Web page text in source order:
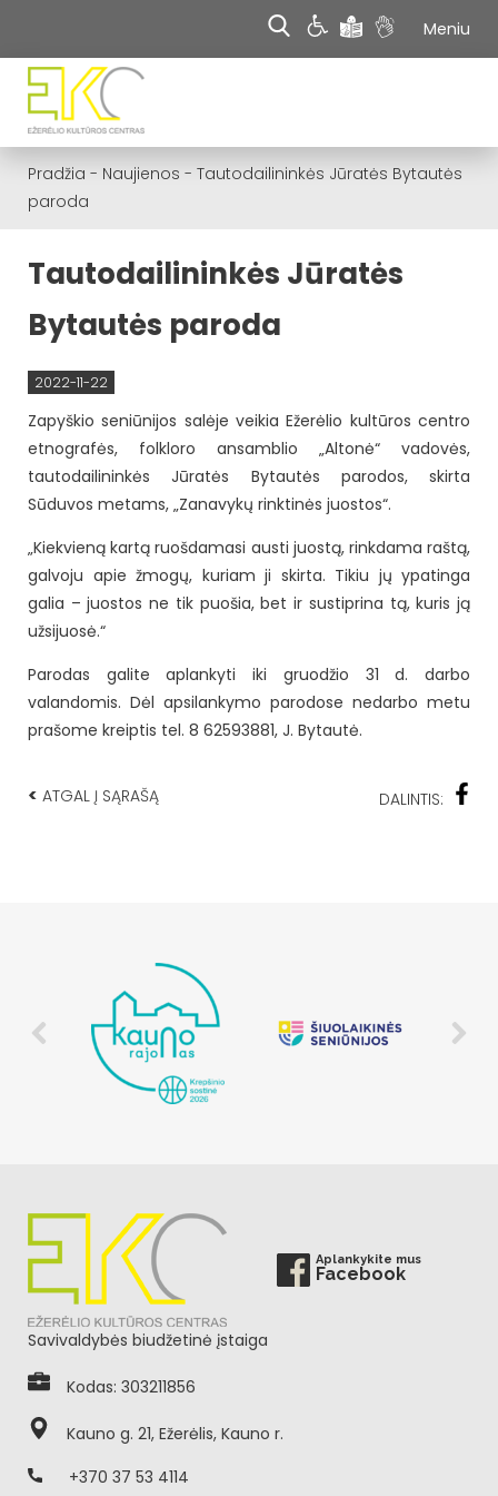
Meniu
Pradžia - Naujienos - Tautodailininkės Jūratės Bytautės
paroda
Tautodailininkės Jūratės
Bytautės paroda
2022-11-22
Zapyškio seniūnijos salėje veikia Ežerėlio kultūros centro
etnografės, folkloro ansamblio „Altonė“ vadovės,
tautodailininkės Jūratės Bytautės parodos, skirta
Sūduvos metams, „Zanavykų rinktinės juostos“.
„Kiekvieną kartą ruošdamasi austi juostą, rinkdama raštą,
galvoju apie žmogų, kuriam ji skirta. Tikiu jų ypatinga
galia – juostos ne tik puošia, bet ir sustiprina tą, kuris ją
užsijuosė.“
Parodas galite aplankyti iki gruodžio 31 d. darbo
valandomis. Dėl apsilankymo parodose nedarbo metu
prašome kreiptis tel. 8 62593881, J. Bytautė.
< ATGAL Į SĄRAŠĄ DALINTIS:
Aplankykite mus
Facebook
Savivaldybės biudžetinė įstaiga
Kodas: 303211856
Kauno g. 21, Ežerėlis, Kauno r.
+370 37 53 4114